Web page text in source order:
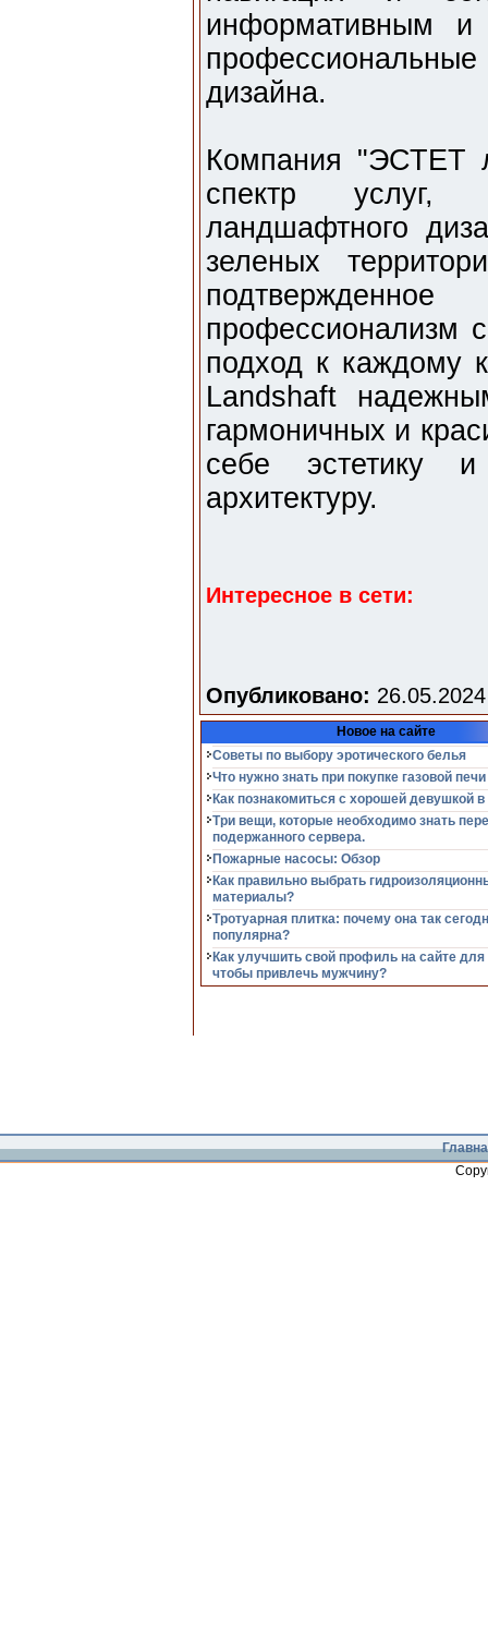
информативным
профессиональные
дизайна.
Компания "ЭСТЕТ
спектр услуг,
ландшафтного
зеленых
подтвержденное
профессионализм
подход к каждому
Landshaft
гармоничных и
себе эстетику
архитектуру.
Интересное в сети:
Опубликовано:
Новое на сайте
Советы по выбору эротического белья
Что нужно знать при покупке газовой печи
Как познакомиться с хорошей девушкой в
Три вещи, которые необходимо знать
подержанного сервера.
Пожарные насосы: Обзор
Как правильно выбрать
материалы?
Тротуарная плитка: почему она так
популярна?
Как улучшить свой профиль на сайте для
чтобы привлечь мужчину?